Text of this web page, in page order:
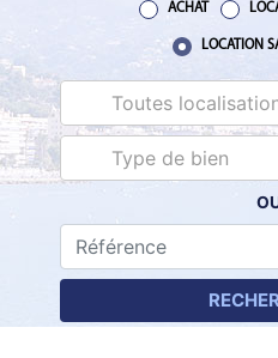
ESTIMATION
LOCATION
LOCATION
ACHAT
LOCATION
Toutes
Type de bien